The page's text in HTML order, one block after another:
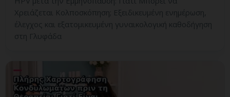
Χρειάζεται Κολποσκόπηση; Εξειδικευμένη ενημέρωση,
έλεγχος και εξατομικευμένη γυναικολογική καθοδήγηση
στη Γλυφάδα